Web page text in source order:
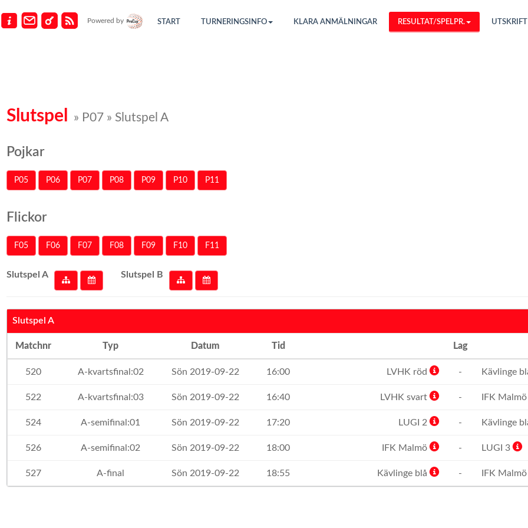
Powered by START TURNERINGSINFO KLARA ANMÄLNINGAR RESULTAT/SPELPR.
Slutspel » P07 » Slutspel A
Pojkar
P05 P06 P07 P08 P09 P10 P11
Flickor
F05 F06 F07 F08 F09 F10 F11
Slutspel A Slutspel B
Slutspel A
Matchnr Typ Datum Tid Lag
520 A-kvartsfinal:02 Sön 2019-09-22 16:00 LVHK röd - Kävlinge
522 A-kvartsfinal:03 Sön 2019-09-22 16:40 LVHK svart - IFK
524 A-semifinal:01 Sön 2019-09-22 17:20 LUGI 2 - Kävlinge
526 A-semifinal:02 Sön 2019-09-22 18:00 IFK Malmö - LUGI 3
527 A-final Sön 2019-09-22 18:55 Kävlinge blå - IFK